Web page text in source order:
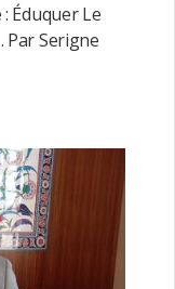
: Éduquer Le
Serigne